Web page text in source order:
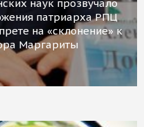
наук прозвучало
патриарха РПЦ
на «склонение» к
Маргариты